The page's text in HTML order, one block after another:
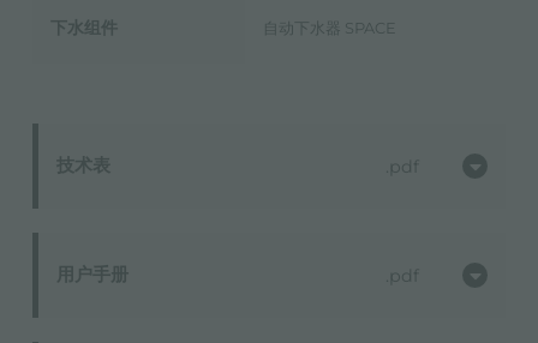
技术表 pdf
用户手册 pdf
下水组件 自动下水器 SPACE